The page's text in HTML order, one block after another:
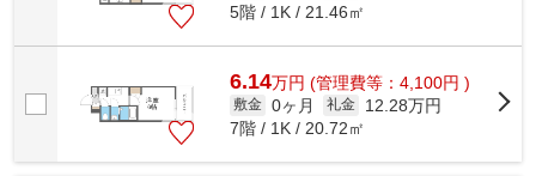
5階 / 1K / 21.46㎡
6.14万円 (管理費等：4,100円 )
敷金 0ヶ月 礼金
12.28万円
7階 / 1K / 20.72㎡